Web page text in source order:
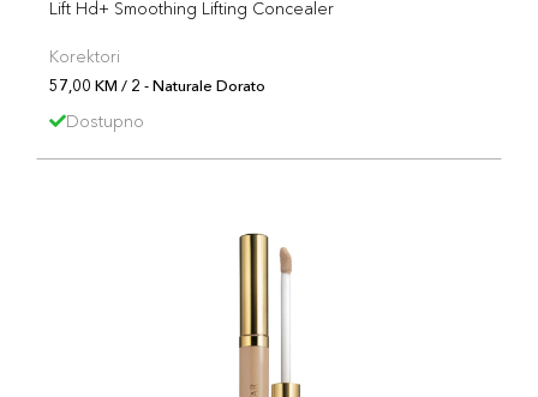
Lift Hd+ Smoothing Lifting Concealer
Korektori
57,00 KM / 2 - Naturale Dorato
Dostupno